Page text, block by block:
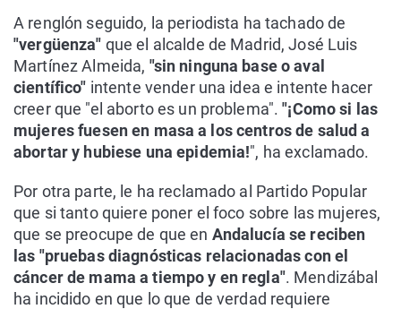
A renglón seguido, la periodista ha tachado de
"vergüenza" que el alcalde de Madrid, José Luis
Martínez Almeida, "sin ninguna base o aval
científico" intente vender una idea e intente hacer
creer que "el aborto es un problema"."¡Como si las
mujeres fuesen en masa a los centros de salud a
abortar y hubiese una epidemia!", ha exclamado.
Por otra parte, le ha reclamado al Partido Popular
que si tanto quiere poner el foco sobre las mujeres,
que se preocupe de que en Andalucía se reciben
las "pruebas diagnósticas relacionadas con el
cáncer de mama a tiempo y en regla". Mendizábal
ha incidido en que lo que de verdad requiere